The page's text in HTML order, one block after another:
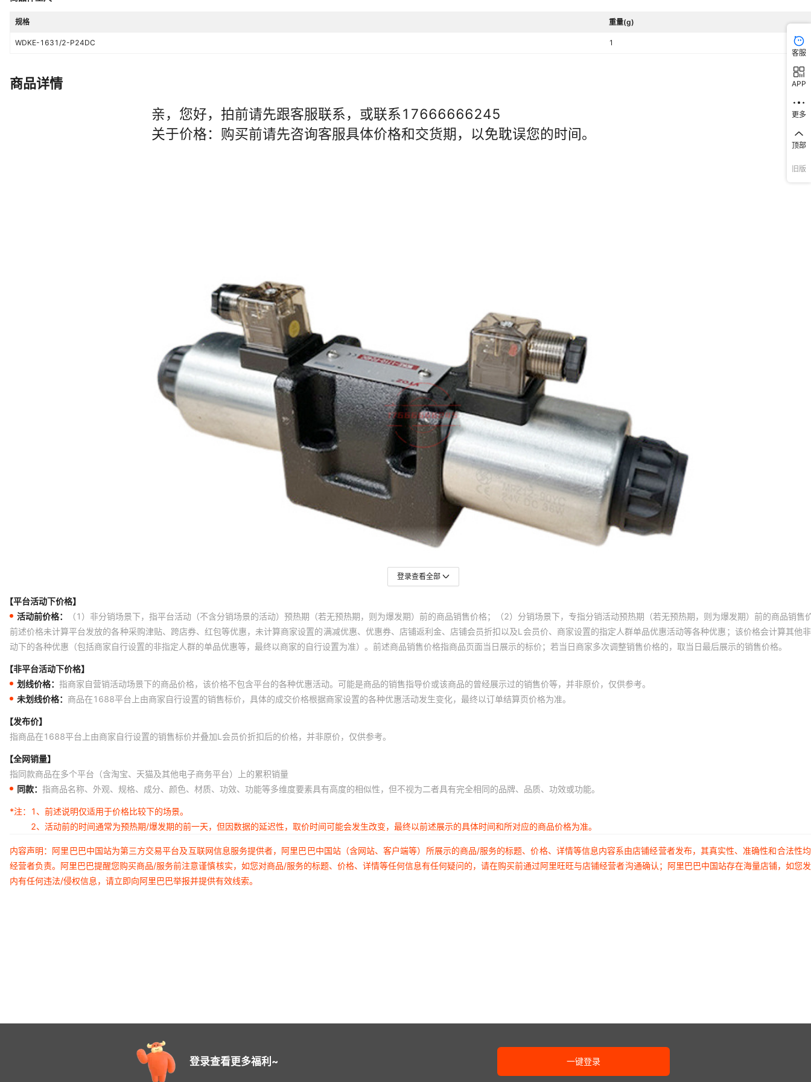
规格 重量(g)
WDKE-1631/2-P24DC 1
商品详情
登录查看全部
【平台活动下价格】
活动前价格：
（1）非分销场景下，指平台活动（不含分销场景的活动）预热期（若无预热期，则为爆发期）前的商品销售价格；（2）分销场景下，专指分销活动预热期（若无预热期，则为爆发期）前的商品销售
前述价格未计算平台发放的各种采购津贴、跨店券、红包等优惠，未计算商家设置的满减优惠、优惠券、店铺返利金、店铺会员折扣以及L会员价、商家设置的指定人群单品优惠活动等各种优惠；该价格会计算其他
动下的各种优惠（包括商家自行设置的非指定人群的单品优惠等，最终以商家的自行设置为准）。前述商品销售价格指商品页面当日展示的标价；若当日商家多次调整销售价格的，取当日最后展示的销售价格。
【非平台活动下价格】
划线价格： 指商家自营销活动场景下的商品价格，该价格不包含平台的各种优惠活动。可能是商品的销售指导价或该商品的曾经展示过的销售价等，并非原价，仅供参考。
未划线价格： 商品在1688平台上由商家自行设置的销售标价，具体的成交价格根据商家设置的各种优惠活动发生变化，最终以订单结算页价格为准。
【发布价】
指商品在1688平台上由商家自行设置的销售标价并叠加L会员价折扣后的价格，并非原价，仅供参考。
【全网销量】
指同款商品在多个平台（含淘宝、天猫及其他电子商务平台）上的累积销量
同款： 指商品名称、外观、规格、成分、颜色、材质、功效、功能等多维度要素具有高度的相似性，但不视为二者具有完全相同的品牌、品质、功效或功能。
*注：
1、前述说明仅适用于价格比较下的场景。
2、活动前的时间通常为预热期/爆发期的前一天，但因数据的延迟性，取价时间可能会发生改变，最终以前述展示的具体时间和所对应的商品价格为准。
内容声明：阿里巴巴中国站为第三方交易平台及互联网信息服务提供者，阿里巴巴中国站（含网站、客户端等）所展示的商品/服务的标题、价格、详情等信息内容系由店铺经营者发布，其真实性、准确性和合法性
经营者负责。阿里巴巴提醒您购买商品/服务前注意谨慎核实，如您对商品/服务的标题、价格、详情等任何信息有任何疑问的，请在购买前通过阿里旺旺与店铺经营者沟通确认；阿里巴巴中国站存在海量店铺，如您
内有任何违法/侵权信息，请立即向阿里巴巴举报并提供有效线索。
登录查看更多福利~ 一键登录
客服
APP
更多
顶部
旧版